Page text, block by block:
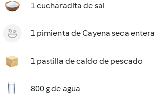
1 cucharadita de sal
1 pimienta de Cayena seca entera
1 pastilla de caldo de pescado
800 g de agua